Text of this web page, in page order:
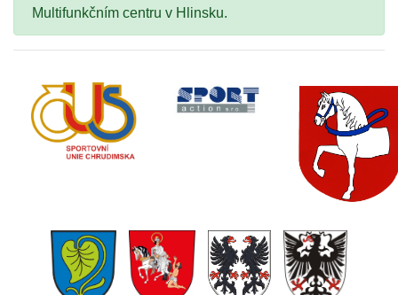
Multifunkčním centru v Hlinsku.